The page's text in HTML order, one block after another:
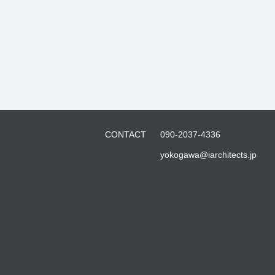
CONTACT 090-2037-4336
yokogawa@iarchitects.jp